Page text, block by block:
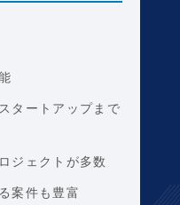
タートアップまで
ジェクトが多数
案件も豊富